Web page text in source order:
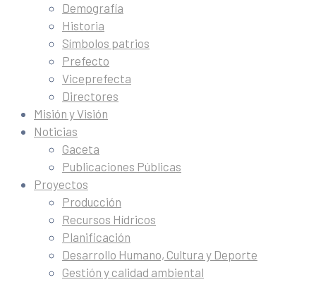
Demografía
Historia
Símbolos patrios
Prefecto
Viceprefecta
Directores
Misión y Visión
Noticias
Gaceta
Publicaciones Públicas
Proyectos
Producción
Recursos Hídricos
Planificación
Desarrollo Humano, Cultura y Deporte
Gestión y calidad ambiental